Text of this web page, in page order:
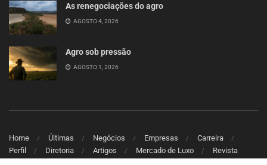
As renegociações do agro
AGOSTO 4, 2026
Agro sob pressão
AGOSTO 1, 2026
Home Últimas Negócios Empresas
Carreira
Perfil
Diretoria Artigos Mercado de Luxo Revista